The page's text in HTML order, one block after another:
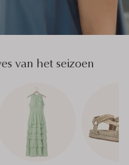
van het seizoen